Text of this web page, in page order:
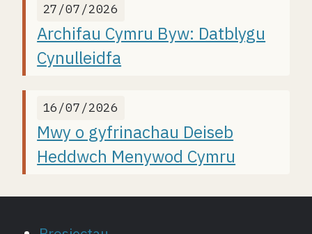
27/07/2026
Archifau Cymru Byw: Datblygu
Cynulleidfa
16/07/2026
Mwy o gyfrinachau Deiseb
Heddwch Menywod Cymru